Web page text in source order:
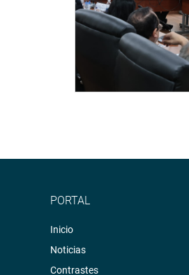
PORTAL
Inicio
Noticias
Contrastes